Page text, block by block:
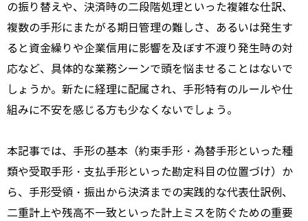
の振り替えや、決済時の二段階処理といった複雑な仕訳、
複数の手形にまたがる期日管理の難しさ、あるいは発生す
ると資金繰りや企業信用に影響を及ぼす不渡り発生時の対
応など、具体的な業務シーンで頭を悩ませることはないで
しょうか。新たに経理に配属され、手形特有のルールや仕
組みに不安を感じる方も少なくないでしょう。
本記事では、手形の基本（約束手形・為替手形といった種
類や受取手形・支払手形といった勘定科目の位置づけ）か
ら、手形受領・振出から決済までの実践的な代表仕訳例、
二重計上や残高不一致といった計上ミスを防ぐための重要